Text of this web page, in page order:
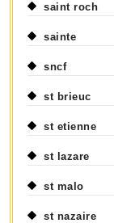
saint roch
sainte
sncf
st brieuc
st etienne
st lazare
st malo
st nazaire